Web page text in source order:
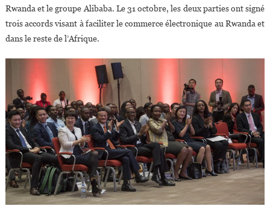
Rwanda et le groupe Alibaba. Le 31 octobre, les deux parties ont signé
trois accords visant à faciliter le commerce électronique au Rwanda et
dans le reste de l’Afrique.